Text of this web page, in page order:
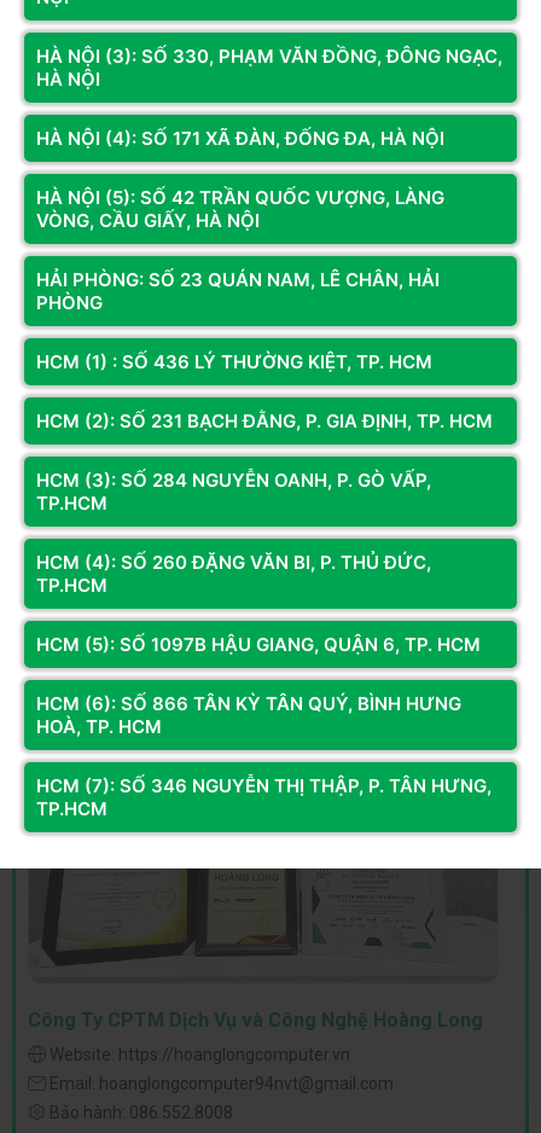
bạn tinh chỉnh hệ thống hoàn toàn miễn phí qua
Teamview, cam kết dịch vụ bảo hành tận tâm trọn vẹn
của hệ thống hoanglongcomputer.vn.
Trận chiến sinh tồn khốc liệt trong Gray Zone Warfare đang
chờ đón bạn tham gia. Hãy trang bị cho mình một bộ
gaming Intel
chủ mọi cuộc đấu súng đỉnh cao ngay hôm nay!
Công Ty CPTM Dịch Vụ và Công Nghệ Hoàng Long
Website: https://hoanglongcomputer.vn
Email: hoanglongcomputer94nvt@gmail.com
Bảo hành: 086.552.8008
HÀ NỘI (3): SỐ 330, PHẠM VĂN ĐỒNG, ĐÔNG NGẠC,
HÀ NỘI
HÀ NỘI (4): SỐ 171 XÃ ĐÀN, ĐỐNG ĐA, HÀ NỘI
HÀ NỘI (5): SỐ 42 TRẦN QUỐC VƯỢNG, LÀNG
VÒNG, CẦU GIẤY, HÀ NỘI
HẢI PHÒNG: SỐ 23 QUÁN NAM, LÊ CHÂN, HẢI
PHÒNG
HCM (1) : SỐ 436 LÝ THƯỜNG KIỆT, TP. HCM
HCM (2): SỐ 231 BẠCH ĐẰNG, P. GIA ĐỊNH, TP. HCM
HCM (3): SỐ 284 NGUYỄN OANH, P. GÒ VẤP,
TP.HCM
HCM (4): SỐ 260 ĐẶNG VĂN BI, P. THỦ ĐỨC,
TP.HCM
HCM (5): SỐ 1097B HẬU GIANG, QUẬN 6, TP. HCM
HCM (6): SỐ 866 TÂN KỲ TÂN QUÝ, BÌNH HƯNG
HOÀ, TP. HCM
HCM (7): SỐ 346 NGUYỄN THỊ THẬP, P. TÂN HƯNG,
TP.HCM